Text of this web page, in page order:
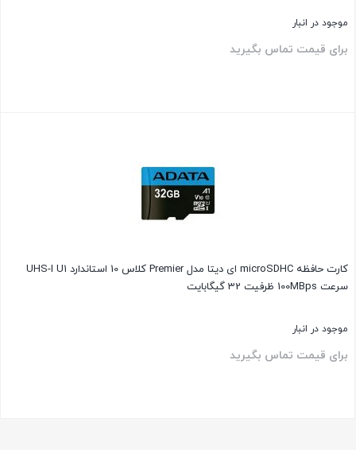
موجود در انبار
برای قیمت تماس بگیرید
کارت حافظه‌ microSDHC ای دیتا مدل Premier کلاس 10 استاندارد UHS-I U1
سرعت 100MBps ظرفیت 32 گیگابایت
موجود در انبار
برای قیمت تماس بگیرید